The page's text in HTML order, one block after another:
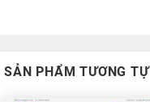
SẢN PHẨM TƯƠNG TỰ